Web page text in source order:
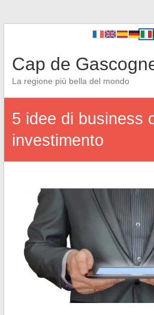
Cap de
La regione più bella del mondo
5 idee di business
investimento